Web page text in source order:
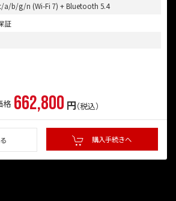
a/b/g/n (Wi-Fi 7) + Bluetooth 5.4
証
格 662,800 円（税込）
購入手続きへ